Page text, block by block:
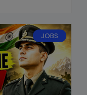
JOBS